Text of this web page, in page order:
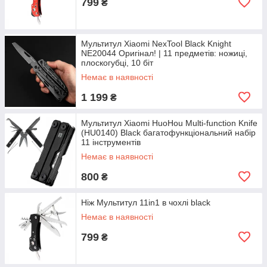
₴
Мультитул Xiaomi NexTool Black Knight
NE20044 Оригінал! | 11 предметів: ножиці,
плоскогубці, 10 біт
Немає в наявності
1 199 ₴
Мультитул Xiaomi HuoHou Multi-function Knife
(HU0140) Black багатофункціональний набір
11 інструментів
Немає в наявності
800 ₴
Ніж Мультитул 11in1 в чохлі black
Немає в наявності
799 ₴